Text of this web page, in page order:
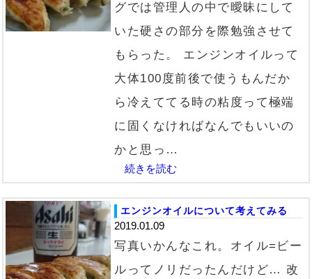
グでは管理人の中で曖昧にして
いた硬さの部分を際勉強させて
もらった。 エンジンオイルって
大体100度前後で使うもんだか
ら冷えててる時の粘度って極端
に固くなければなんでもいいの
かと思っ…
続きを読む
エンジンオイルについて考えてみる
2019.01.09
写真いかんなこれ。オイル=ビー
ルってノリだったんだけど… 改